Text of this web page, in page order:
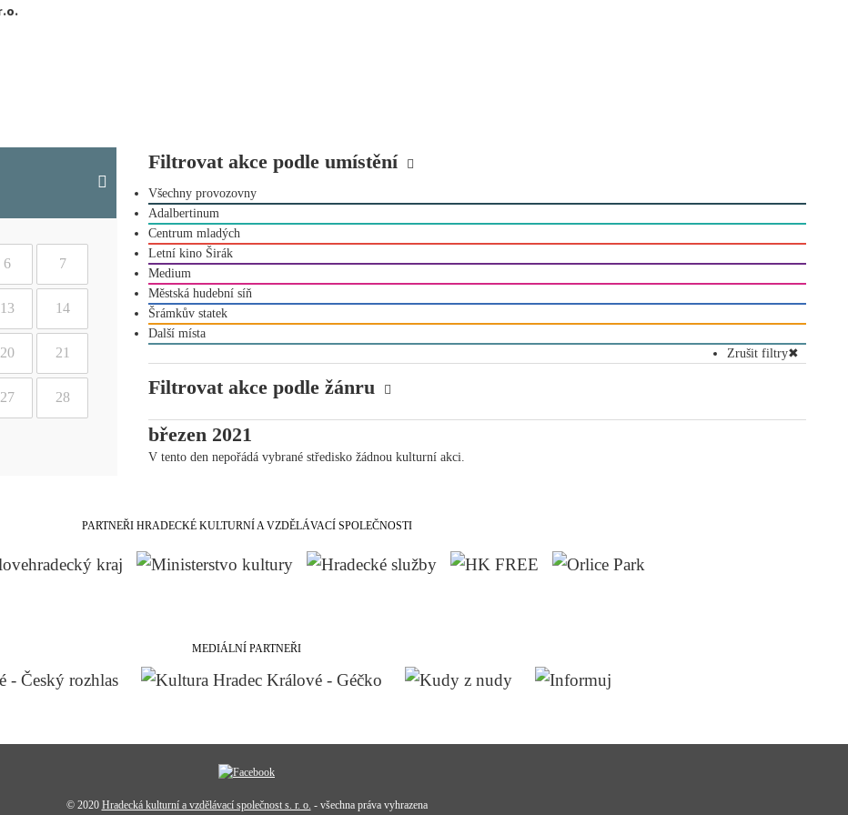
6 7
13 14
20 21
27 28
Filtrovat akce podle umístění
Všechny provozovny
Adalbertinum
Centrum mladých
Letní kino Širák
Medium
Městská hudební síň
Šrámkův statek
Další místa
Zrušit filtry✖
Filtrovat akce podle žánru
březen 2021
V tento den nepořádá vybrané středisko žádnou kulturní akci.
PARTNEŘI HRADECKÉ KULTURNÍ A VZDĚLÁVACÍ SPOLEČNOSTI
MEDIÁLNÍ PARTNEŘI
© 2020 Hradecká kulturní a vzdělávací společnost s. r. o. - všechna práva vyhrazena